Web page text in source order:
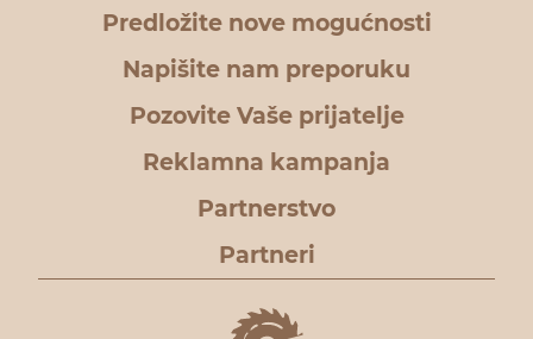
Predložite nove mogućnosti
Napišite nam preporuku
Pozovite Vaše prijatelje
Reklamna kampanja
Partnerstvo
Partneri